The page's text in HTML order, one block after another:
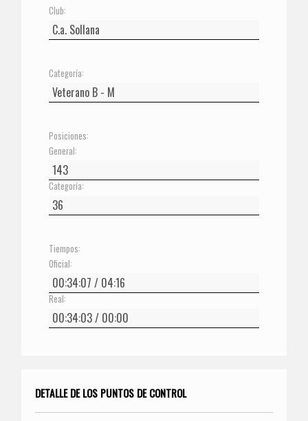
Club:
Categoría:
Posiciones:
General:
Categoría:
Tiempos:
Oficial:
Real:
DETALLE DE LOS PUNTOS DE CONTROL